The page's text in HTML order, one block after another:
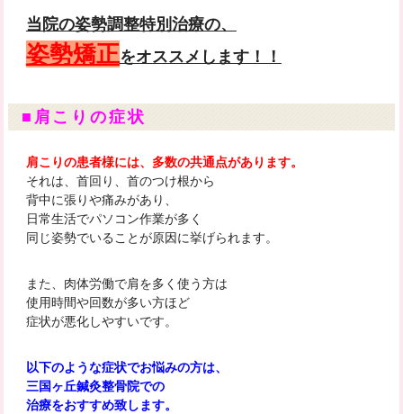
当院の姿勢調整特別治療の、
姿勢矯正をオススメします！！
■肩こりの症状
肩こりの患者様には、多数の共通点があります。
それは、首回り、首のつけ根から
背中に張りや痛みがあり、
日常生活でパソコン作業が多く
同じ姿勢でいることが原因に挙げられます。
また、肉体労働で肩を多く使う方は
使用時間や回数が多い方ほど
症状が悪化しやすいです。
以下のような症状でお悩みの方は、
三国ヶ丘鍼灸整骨院での
治療をおすすめ致します。